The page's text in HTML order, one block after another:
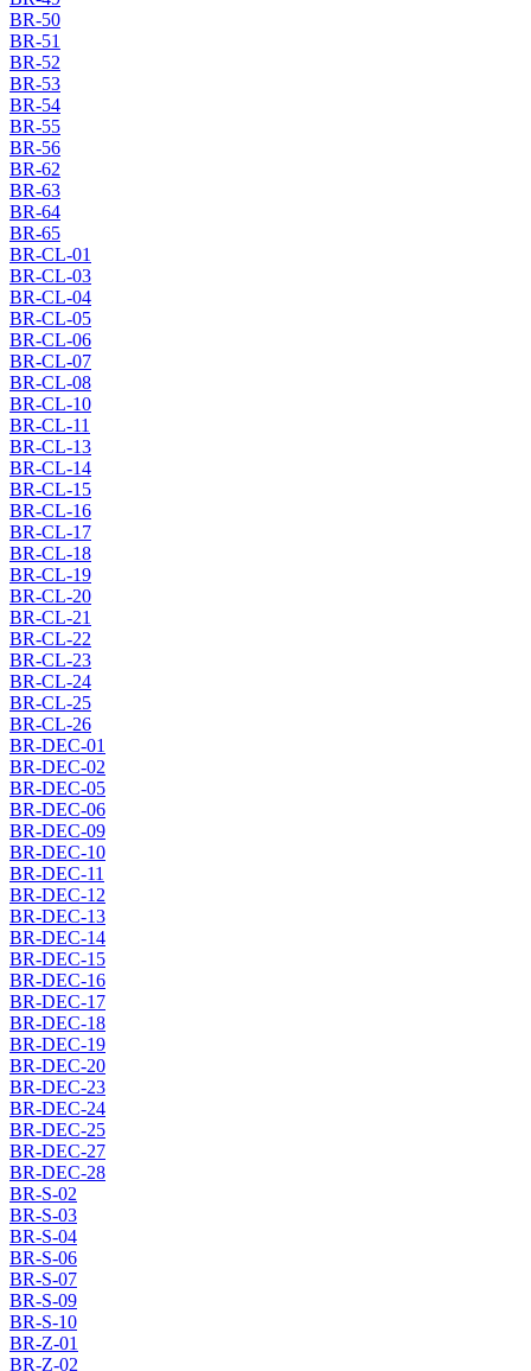
BR-50
BR-51
BR-52
BR-53
BR-54
BR-55
BR-56
BR-62
BR-63
BR-64
BR-65
BR-CL-01
BR-CL-03
BR-CL-04
BR-CL-05
BR-CL-06
BR-CL-07
BR-CL-08
BR-CL-10
BR-CL-11
BR-CL-13
BR-CL-14
BR-CL-15
BR-CL-16
BR-CL-17
BR-CL-18
BR-CL-19
BR-CL-20
BR-CL-21
BR-CL-22
BR-CL-23
BR-CL-24
BR-CL-25
BR-CL-26
BR-DEC-01
BR-DEC-02
BR-DEC-05
BR-DEC-06
BR-DEC-09
BR-DEC-10
BR-DEC-11
BR-DEC-12
BR-DEC-13
BR-DEC-14
BR-DEC-15
BR-DEC-16
BR-DEC-17
BR-DEC-18
BR-DEC-19
BR-DEC-20
BR-DEC-23
BR-DEC-24
BR-DEC-25
BR-DEC-27
BR-DEC-28
BR-S-02
BR-S-03
BR-S-04
BR-S-06
BR-S-07
BR-S-09
BR-S-10
BR-Z-01
BR-Z-02